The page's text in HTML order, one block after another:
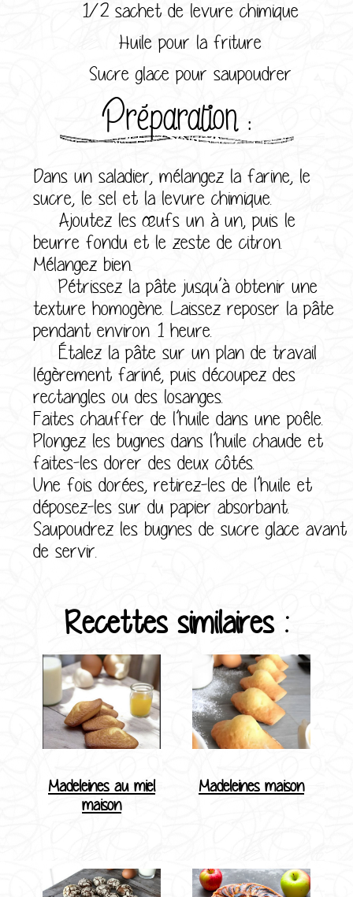
1/2 sachet de levure chimique
Huile pour la friture
Sucre glace pour saupoudrer
Préparation :
Dans un saladier, mélangez la farine, le
sucre, le sel et la levure chimique.
Ajoutez les œufs un à un, puis le
beurre fondu et le zeste de citron.
Mélangez bien.
Pétrissez la pâte jusqu’à obtenir une
texture homogène. Laissez reposer la pâte
pendant environ 1 heure.
Étalez la pâte sur un plan de travail
légèrement fariné, puis découpez des
rectangles ou des losanges.
Faites chauffer de l’huile dans une poêle.
Plongez les bugnes dans l’huile chaude et
faites-les dorer des deux côtés.
Une fois dorées, retirez-les de l’huile et
déposez-les sur du papier absorbant.
Saupoudrez les bugnes de sucre glace avant
de servir.
Recettes similaires :
Madeleines au miel
maison
Madeleines maison